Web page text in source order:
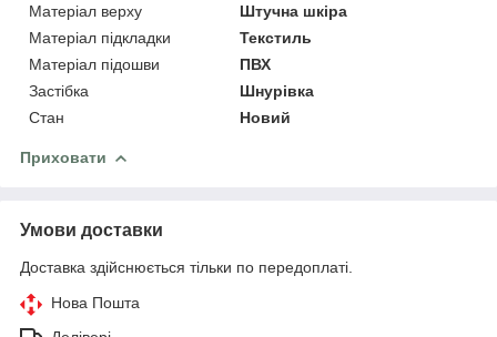
Матеріал верху
Штучна шкіра
Матеріал підкладки
Текстиль
Матеріал підошви
ПВХ
Застібка
Шнурівка
Стан
Новий
Приховати
Умови доставки
Доставка здійснюється тільки по передоплаті.
Нова Пошта